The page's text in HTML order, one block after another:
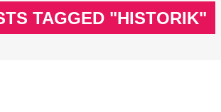
TAGGED "HISTORIK"